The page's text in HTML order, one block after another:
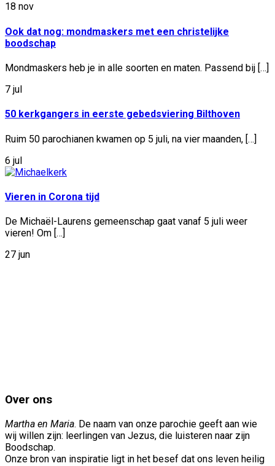
18 nov
Ook dat nog: mondmaskers met een christelijke
boodschap
Mondmaskers heb je in alle soorten en maten. Passend bij […]
7 jul
50 kerkgangers in eerste gebedsviering Bilthoven
Ruim 50 parochianen kwamen op 5 juli, na vier maanden, […]
6 jul
Vieren in Corona tijd
De Michaël-Laurens gemeenschap gaat vanaf 5 juli weer
vieren! Om […]
27 jun
Over ons
Martha en Maria. De naam van onze parochie geeft aan wie
wij willen zijn: leerlingen van Jezus, die luisteren naar zijn
Boodschap.
Onze bron van inspiratie ligt in het besef dat ons leven heilig